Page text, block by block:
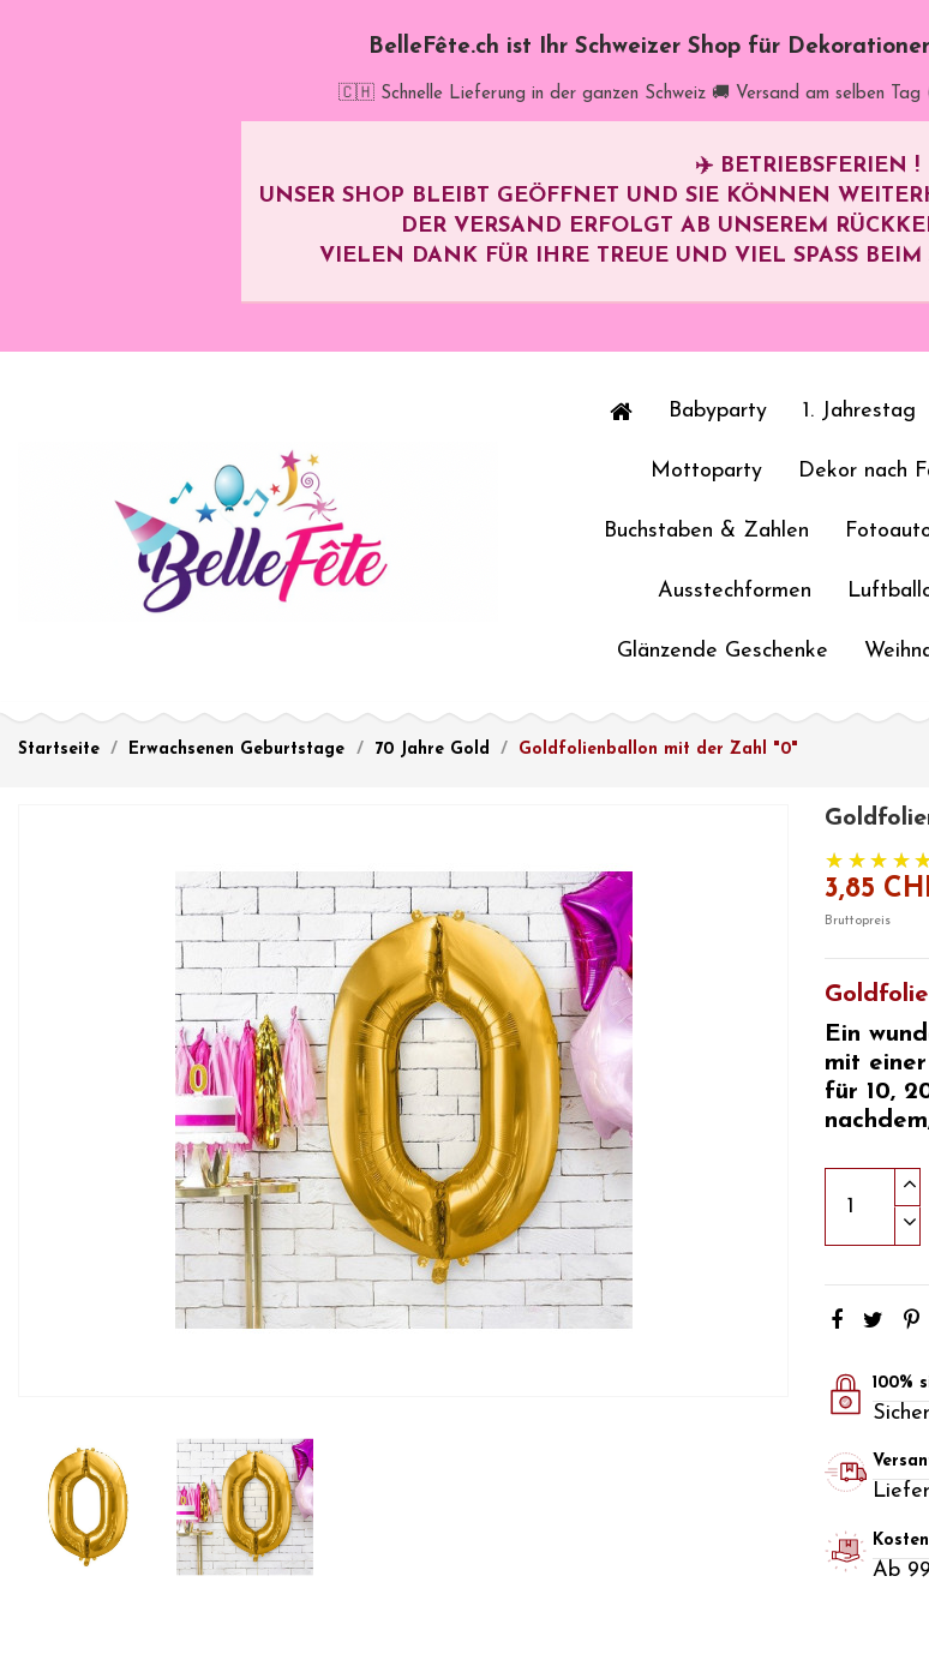
BelleFête.ch ist Ihr Schweizer Shop für
🇨🇭 Schnelle Lieferung in der ganzen Schweiz 🚚 Versand am selben Tag
✈️ BETRIEBSFERIEN !
UNSER SHOP BLEIBT GEÖFFNET UND SIE KÖNNEN
DER VERSAND ERFOLGT AB UNSEREM
VIELEN DANK FÜR IHRE TREUE UND VIEL SPASS BEIM
Babyparty 1. Jahrestag
Mottoparty Dekor nach
Buchstaben & Zahlen
Ausstechformen
Glänzende Geschenke
Startseite Erwachsenen Geburtstage 70 Jahre Gold Goldfolienballon mit der Zahl "0"
3,85
Bruttopreis
Ein
mit
für 10,
100%
Ab